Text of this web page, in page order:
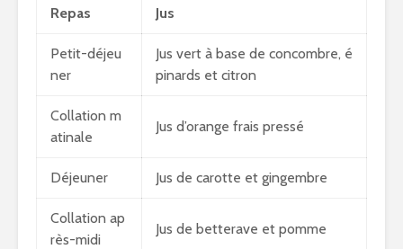
Repas Jus
Petit-déjeu
ner
Jus vert à base de concombre, é
pinards et citron
Collation m
atinale
Jus d’orange frais pressé
Déjeuner Jus de carotte et gingembre
Collation ap
rès-midi
Jus de betterave et pomme